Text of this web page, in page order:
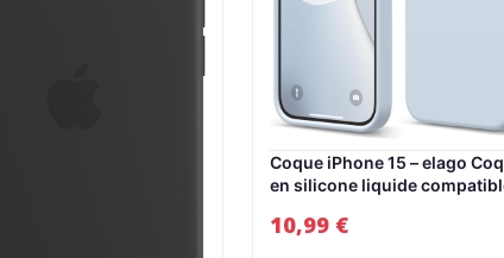
Coque iPhone 15 – elago
en silicone liquide
qualité supérieure, coque de
10,99 €